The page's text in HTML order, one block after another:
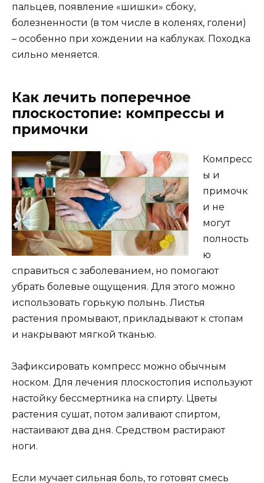
пальцев, появление «шишки» сбоку,
болезненности (в том числе в коленях, голени)
– особенно при хождении на каблуках. Походка
сильно меняется.
Как лечить поперечное
плоскостопие: компрессы и
примочки
Компресс
ы и
примочк
и не
могут
полность
ю
справиться с заболеванием, но помогают
убрать болевые ощущения. Для этого можно
использовать горькую полынь. Листья
растения промывают, прикладывают к стопам
и накрывают мягкой тканью.
Зафиксировать компресс можно обычным
носком. Для лечения плоскостопия используют
настойку бессмертника на спирту. Цветы
растения сушат, потом заливают спиртом,
настаивают два дня. Средством растирают
ноги.
Если мучает сильная боль, то готовят смесь